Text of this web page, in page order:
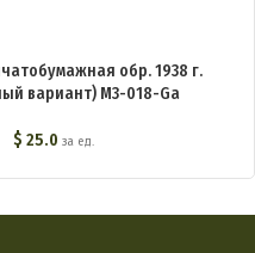
обр. 1938 г.
вариант) M3-018-Ga
$ 25.0 за ед.